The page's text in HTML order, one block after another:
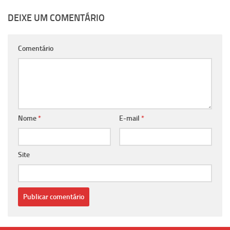
DEIXE UM COMENTÁRIO
Comentário
Nome* E-mail *
Site